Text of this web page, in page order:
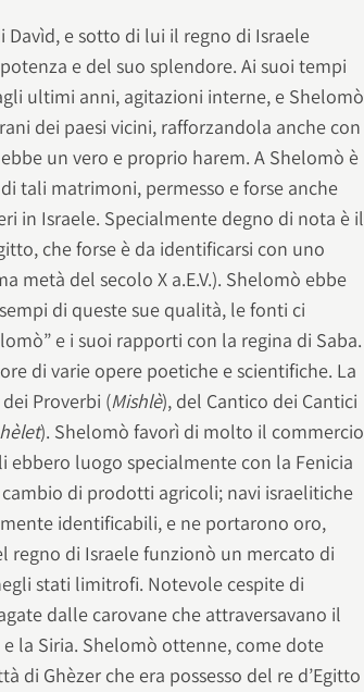
e sotto di lui il regno di Israele
e del suo splendore. Ai suoi tempi
ultimi anni, agitazioni interne, e Shelomò
dei paesi vicini, rafforzandola anche con
un vero e proprio harem. A Shelomò è
tali matrimoni, permesso e forse anche
in Israele. Specialmente degno di nota è il
che forse è da identificarsi con uno
metà del secolo X a.E.V.). Shelomò ebbe
di queste sue qualità, le fonti ci
e i suoi rapporti con la regina di Saba.
di varie opere poetiche e scientifiche. La
Proverbi (Mishlè), del Cantico dei Cantici
). Shelomò favorì di molto il commercio
ebbero luogo specialmente con la Fenicia
di prodotti agricoli; navi israelitiche
identificabili, e ne portarono oro,
regno di Israele funzionò un mercato di
stati limitrofi. Notevole cespite di
dalle carovane che attraversavano il
la Siria. Shelomò ottenne, come dote
di Ghèzer che era possesso del re d’Egitto